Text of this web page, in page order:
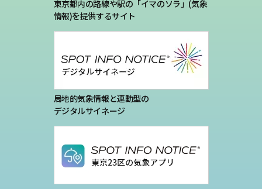
気象庁 関連リンク
東京都内の路線や駅の「イマのソラ」(気象
情報)を提供するサイト
局地的気象情報と連動型の
デジタルサイネージ